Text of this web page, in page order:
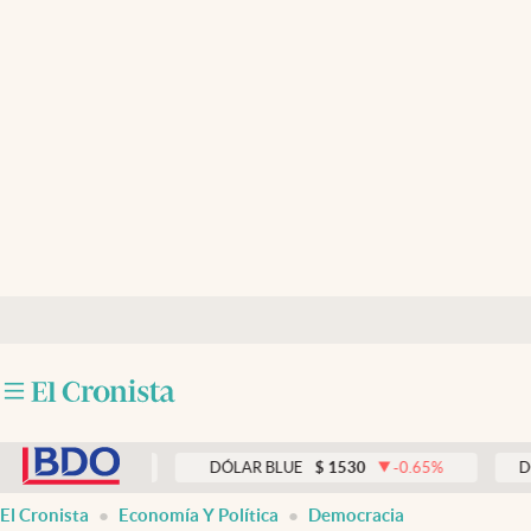
Otras secciones
0.00 % DÓLAR BLUE $ 1530 -0.65%
El Cronista Economía Y Política Democracia